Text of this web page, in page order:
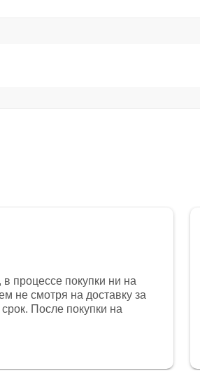
процессе покупки ни на
не смотря на доставку за
После покупки на
представители магазина
проблема была решена.
к клиенту после